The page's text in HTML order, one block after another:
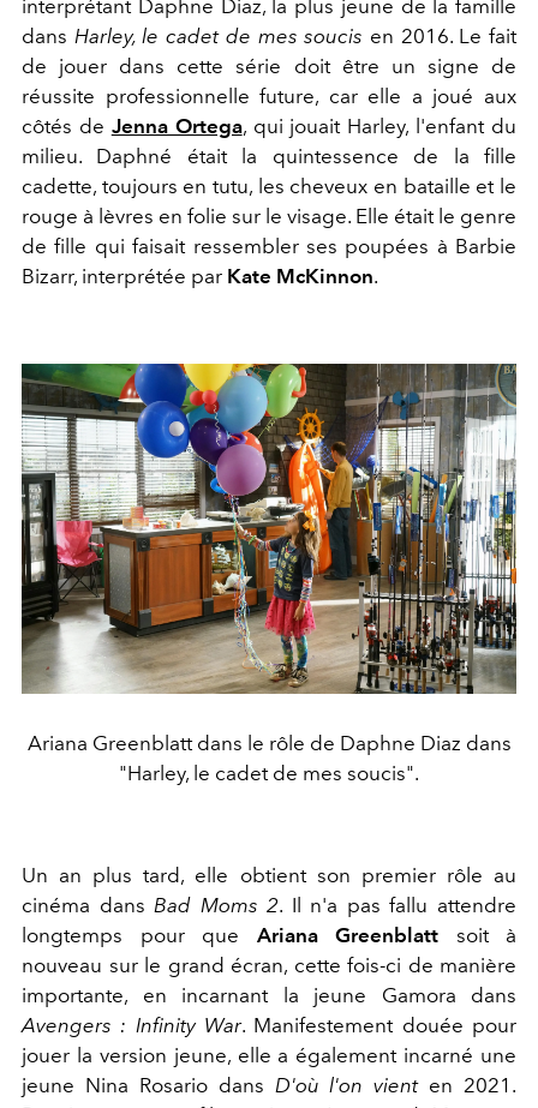
interprétant Daphne Diaz, la plus jeune de la famille
dans Harley, le cadet de mes soucis en 2016. Le fait
de jouer dans cette série doit être un signe de
réussite professionnelle future, car elle a joué aux
côtés de Jenna Ortega, qui jouait Harley, l'enfant du
milieu. Daphné était la quintessence de la fille
cadette, toujours en tutu, les cheveux en bataille et le
rouge à lèvres en folie sur le visage. Elle était le genre
de fille qui faisait ressembler ses poupées à Barbie
Bizarr, interprétée par Kate McKinnon.
Ariana Greenblatt dans le rôle de Daphne Diaz dans
"Harley, le cadet de mes soucis".
Un an plus tard, elle obtient son premier rôle au
cinéma dansBad Moms 2. Il n'a pas fallu attendre
longtemps pour que Ariana Greenblatt soit à
nouveau sur le grand écran, cette fois-ci de manière
importante, en incarnant la jeune Gamora dans
Avengers : Infinity War. Manifestement douée pour
jouer la version jeune, elle a également incarné une
jeune Nina Rosario dans D'où l'on vienten 2021.